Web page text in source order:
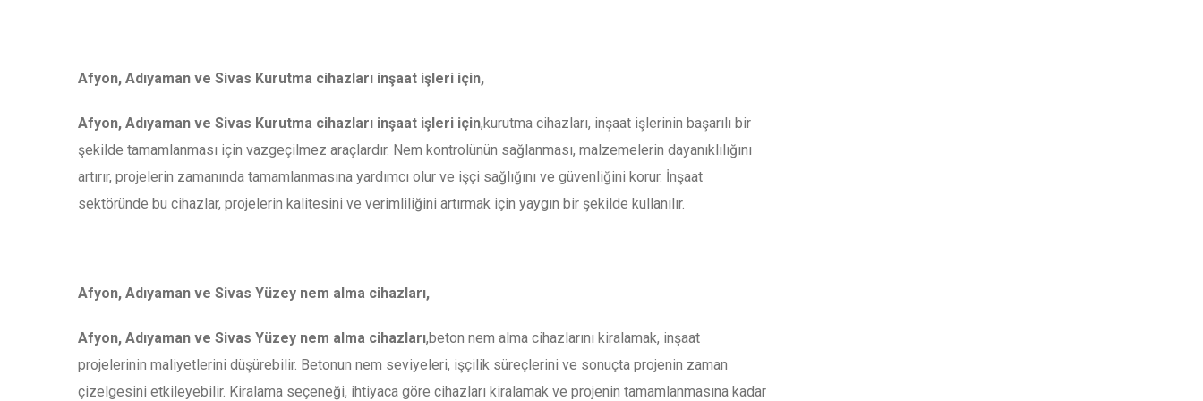
Afyon, Adıyaman ve Sivas Kurutma cihazları inşaat işleri için,
Afyon, Adıyaman ve Sivas Kurutma cihazları inşaat işleri için,kurutma cihazları, inşaat işlerinin başarılı bir
şekilde tamamlanması için vazgeçilmez araçlardır. Nem kontrolünün sağlanması, malzemelerin dayanıklılığını
artırır, projelerin zamanında tamamlanmasına yardımcı olur ve işçi sağlığını ve güvenliğini korur. İnşaat
sektöründe bu cihazlar, projelerin kalitesini ve verimliliğini artırmak için yaygın bir şekilde kullanılır.
Afyon, Adıyaman ve Sivas Yüzey nem alma cihazları,
Afyon, Adıyaman ve Sivas Yüzey nem alma cihazları,beton nem alma cihazlarını kiralamak, inşaat
projelerinin maliyetlerini düşürebilir. Betonun nem seviyeleri, işçilik süreçlerini ve sonuçta projenin zaman
çizelgesini etkileyebilir. Kiralama seçeneği, ihtiyaca göre cihazları kiralamak ve projenin tamamlanmasına kadar